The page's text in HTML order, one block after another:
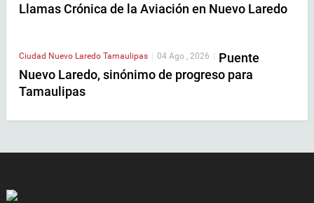
Llamas Crónica de la Aviación en Nuevo Laredo
Ciudad Nuevo Laredo Tamaulipas 04 Ago , 2026
Puente
Nuevo Laredo, sinónimo de progreso para
Tamaulipas